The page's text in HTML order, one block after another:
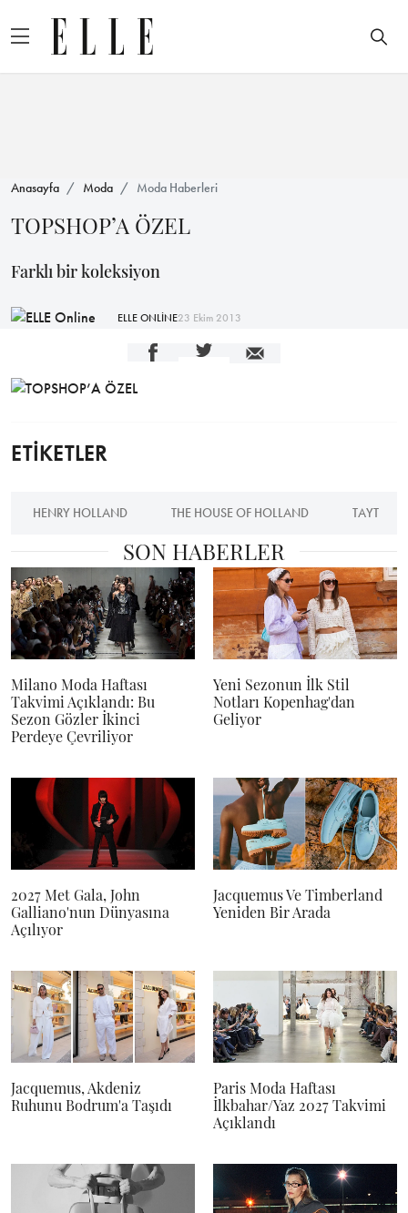
Anasayfa Moda Moda Haberleri
TOPSHOP’A ÖZEL
Farklı bir koleksiyon
ELLE ONLİNE23 Ekim 2013
ETİKETLER
HENRY HOLLAND THE HOUSE OF HOLLAND TAYT
SON HABERLER
Milano Moda Haftası
Takvimi Açıklandı: Bu
Sezon Gözler İkinci
Perdeye Çevriliyor
Yeni Sezonun İlk Stil
Notları Kopenhag'dan
Geliyor
2027 Met Gala, John
Galliano'nun Dünyasına
Açılıyor
Jacquemus Ve Timberland
Yeniden Bir Arada
Jacquemus, Akdeniz
Ruhunu Bodrum'a Taşıdı
Paris Moda Haftası
İlkbahar/Yaz 2027 Takvimi
Açıklandı